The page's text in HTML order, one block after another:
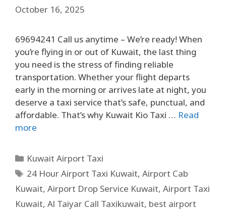
October 16, 2025
69694241 Call us anytime – We’re ready! When
you’re flying in or out of Kuwait, the last thing
you need is the stress of finding reliable
transportation. Whether your flight departs
early in the morning or arrives late at night, you
deserve a taxi service that’s safe, punctual, and
affordable. That’s why Kuwait Kio Taxi … Read
more
Kuwait Airport Taxi
24 Hour Airport Taxi Kuwait,Airport Cab
Kuwait, Airport Drop Service Kuwait, Airport Taxi
Kuwait, Al Taiyar Call Taxikuwait, best airport